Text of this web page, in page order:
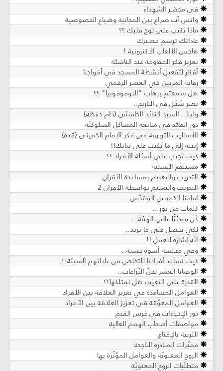
في محضر الشهداء
واتس آب صراع بين المجانية وضياع الخصوصية
ماذا تكتب على لوح قلبك ؟؟
عاداتك ترسم مصيرك
هاجس الألعاب الاكترونية !
تعزيز فكر المقاومة عند الناشئة
أفكار لتفعيل أنشطة المسجد في أفواجنا
رقابة المربين في العصر الرقمي
هل سمعتم برهاب "النوموفوبيا" ؟؟
نصر سُجّل في التاريخ..
ولينا.. السيد القائد الخامنئي (دام حفظه)
دور القائد في متابعة المشاكل السلوكيّة
الأساليب التربوية في فكر الإمام الخميني (قده)
إنتبه إلى ما يُكتب على ثيابك!!
كيف تجيب على أسئلة الأفراد ؟؟
مستنقع التسلية
التدريب والتعليم بمساعدة الأقران
التدريب والتعليم بواسطة الأقران 2
إمامنا الخميني المقدّس..
كلمات من نور ..
كُن مبدئيًّا عالي الهمّة..
لكي تحصل على ما تريد..
إنّه إشارةٌ للعمل !!
وفي مجلسه أسوة حسنة..
كيف نساعد أفرادنا للتخلص من عاداتهم السيئة؟؟
الوصايا العشر لحلّ النّزاعات..
القدرة على التغيير، هل نمتلكها؟؟
العوامل المساعدة في تعزيز العلاقة بين الأفراد
العوامل المعوّقة في تعزيز العلاقة بين الأفراد
دور الإحياءات في غرس القيم
مواصفات أصحاب الهمم العالية
التربية بالإقناع
مميّزات المبادرة الناجحة
الروح المعنويّة والعوامل المؤثّرة بھا
متطلّبات الروح المعنويّة